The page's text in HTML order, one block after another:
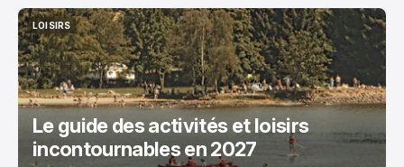
LOISIRS
LOISIRS
Le guide des activités et loisirs
incontournables en 2027